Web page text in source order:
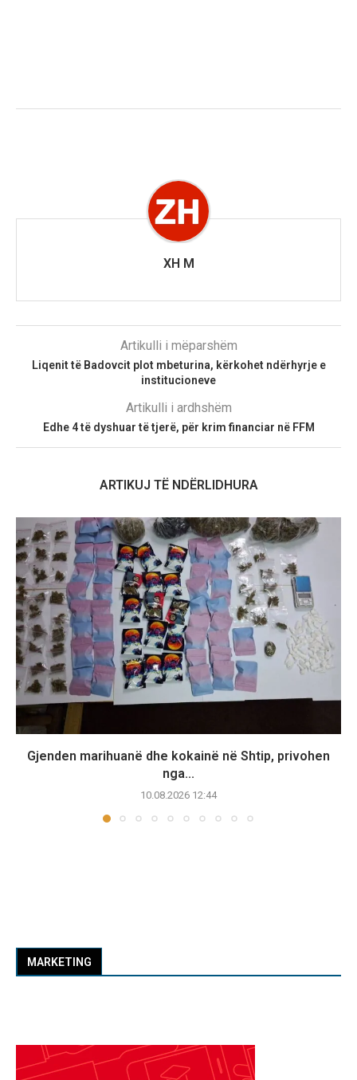
XH M
Artikulli i mëparshëm
Liqenit të Badovcit plot mbeturina, kërkohet ndërhyrje e
institucioneve
Artikulli i ardhshëm
Edhe 4 të dyshuar të tjerë, për krim financiar në FFM
ARTIKUJ TË NDËRLIDHURA
Gjenden marihuanë dhe kokainë në Shtip, privohen
nga...
10.08.2026 12:44
MARKETING